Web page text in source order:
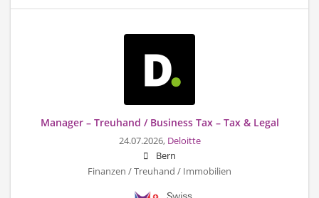
Manager – Treuhand / Business Tax – Tax & Legal
24.07.2026, Deloitte
Bern
Finanzen / Treuhand / Immobilien